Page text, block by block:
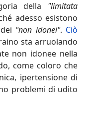
della "limitata
adesso esistono
"non idonei". Ciò
sta arruolando
non idonee nella
come coloro che
ipertensione di
problemi di udito